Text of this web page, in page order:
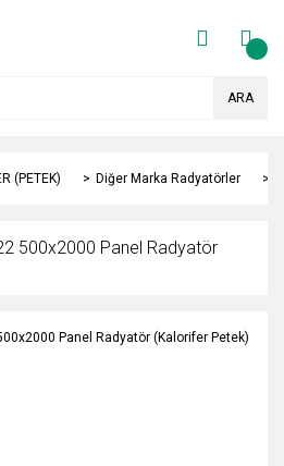
ARA
(PETEK) Diğer Marka Radyatörler
500x2000 Panel Radyatör